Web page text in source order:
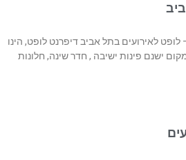
לופט – לופט לאירועים בתל אביב דיפרנט לופט, הינו
ישנם פינות ישיבה , חדר שינה, חלונות